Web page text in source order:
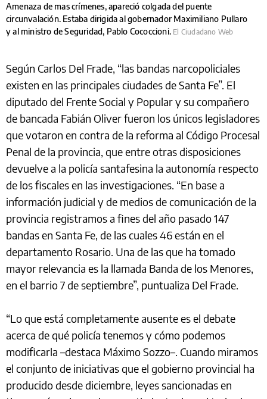
Amenaza de mas crímenes, apareció colgada del puente
circunvalación. Estaba dirigida al gobernador Maximiliano Pullaro
y al ministro de Seguridad, Pablo Cococcioni. El Ciudadano Web
Según Carlos Del Frade, “las bandas narcopoliciales
existen en las principales ciudades de Santa Fe”. El
diputado del Frente Social y Popular y su compañero
de bancada Fabián Oliver fueron los únicos legisladores
que votaron en contra de la reforma al Código Procesal
Penal de la provincia, que entre otras disposiciones
devuelve a la policía santafesina la autonomía respecto
de los fiscales en las investigaciones. “En base a
información judicial y de medios de comunicación de la
provincia registramos a fines del año pasado 147
bandas en Santa Fe, de las cuales 46 están en el
departamento Rosario. Una de las que ha tomado
mayor relevancia es la llamada Banda de los Menores,
en el barrio 7 de septiembre”, puntualiza Del Frade.
“Lo que está completamente ausente es el debate
acerca de qué policía tenemos y cómo podemos
modificarla –destaca Máximo Sozzo–. Cuando miramos
el conjunto de iniciativas que el gobierno provincial ha
producido desde diciembre, leyes sancionadas en